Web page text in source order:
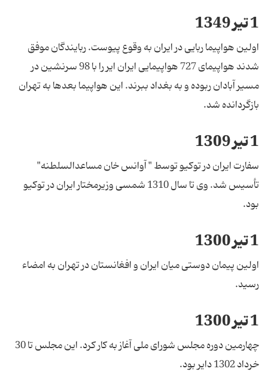
1 تیر 1349
اولین هواپیما ربایی در ایران به وقوع پیوست‌. ربایندگان‌ موفق
شدند هواپیمای 727 هواپیمایی ایران‌ ایر را با 98 سرنشین در
مسیر آبادان ربوده و به بغداد ببرند. این هواپیما بعدها به تهران
بازگردانده شد.
1 تیر 1309
سفارت ایران در توکیو توسط " آوانس‌ خان مساعد‌السلطنه‌"
تأسیس شد. وی تا سال 1310 شمسی وزیرمختار ایران در توکیو
بود.
1 تیر 1300
اولین پیمان دوستی میان ایران و افغانستان در تهران به امضاء
رسید.
1 تیر 1300
چهارمین دوره مجلس شورای ملی آغاز به کار کرد. این مجلس تا 30
خرداد 1302 دایر بود.